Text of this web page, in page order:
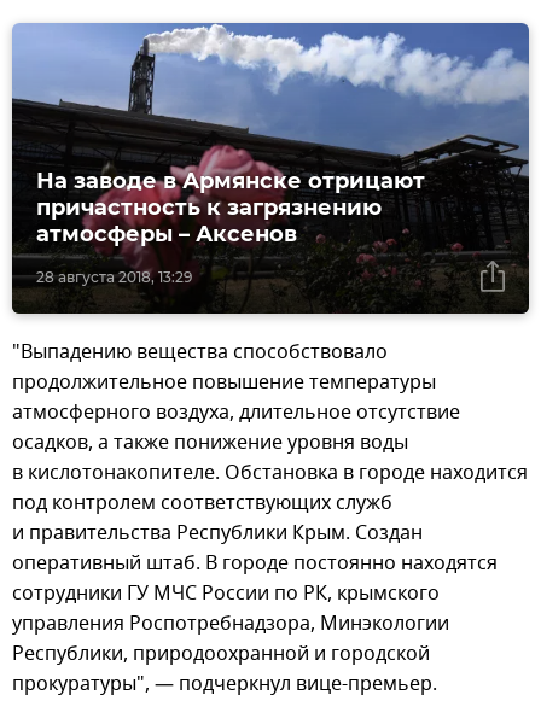
28 августа 2018, 13:29
На заводе в Армянске отрицают
причастность к загрязнению
атмосферы – Аксенов
"Выпадению вещества способствовало
продолжительное повышение температуры
атмосферного воздуха, длительное отсутствие
осадков, а также понижение уровня воды
в кислотонакопителе. Обстановка в городе находится
под контролем соответствующих служб
и правительства Республики Крым. Создан
оперативный штаб. В городе постоянно находятся
сотрудники ГУ МЧС России по РК, крымского
управления Роспотребнадзора, Минэкологии
Республики, природоохранной и городской
прокуратуры", — подчеркнул вице-премьер.